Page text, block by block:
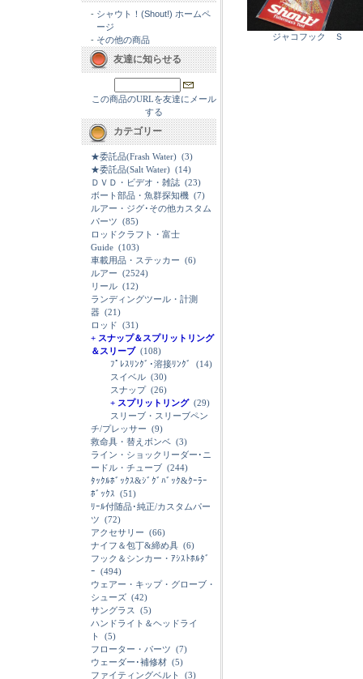
- シャウト！(Shout!) ホームペ
ージ
- その他の商品
友達に知らせる
この商品のURLを友達にメール
する
カテゴリー
★委託品(Frash Water) (3)
★委託品(Salt Water) (14)
ＤＶＤ・ビデオ・雑誌 (23)
ボート部品・魚群探知機 (7)
ルアー・ジグ･その他カスタム
パーツ (85)
ロッドクラフト・富士
Guide (103)
車載用品・ステッカー (6)
ルアー (2524)
リール (12)
ランディングツール・計測
器 (21)
ロッド (31)
+ スナップ＆スプリットリング
＆スリーブ(108)
ﾌﾟﾚｽﾘﾝｸﾞ･溶接ﾘﾝｸﾞ
(14)
スイベル (30)
スナップ(26)
+ スプリットリング(29)
スリーブ・スリーブペン
チ/プレッサー (9)
救命具・替えボンベ (3)
ライン・ショックリーダー･ニ
ードル・チューブ (244)
ﾀｯｸﾙﾎﾞｯｸｽ&ｼﾞｸﾞﾊﾞｯｸ&ｸｰﾗｰ
ﾎﾞｯｸｽ (51)
ﾘｰﾙ付随品･純正/カスタムパー
ツ (72)
アクセサリー (66)
ナイフ＆包丁&締め具 (6)
フック＆シンカー・ｱｼｽﾄﾎﾙﾀﾞ
ｰ (494)
ウェアー・キップ・グローブ・
シューズ (42)
サングラス
(5)
ハンドライト＆ヘッドライ
ト
(5)
フローター・パーツ (7)
ウェーダー･補修材 (5)
ファイティングベルト
(3)
ジャコフック Ｓ